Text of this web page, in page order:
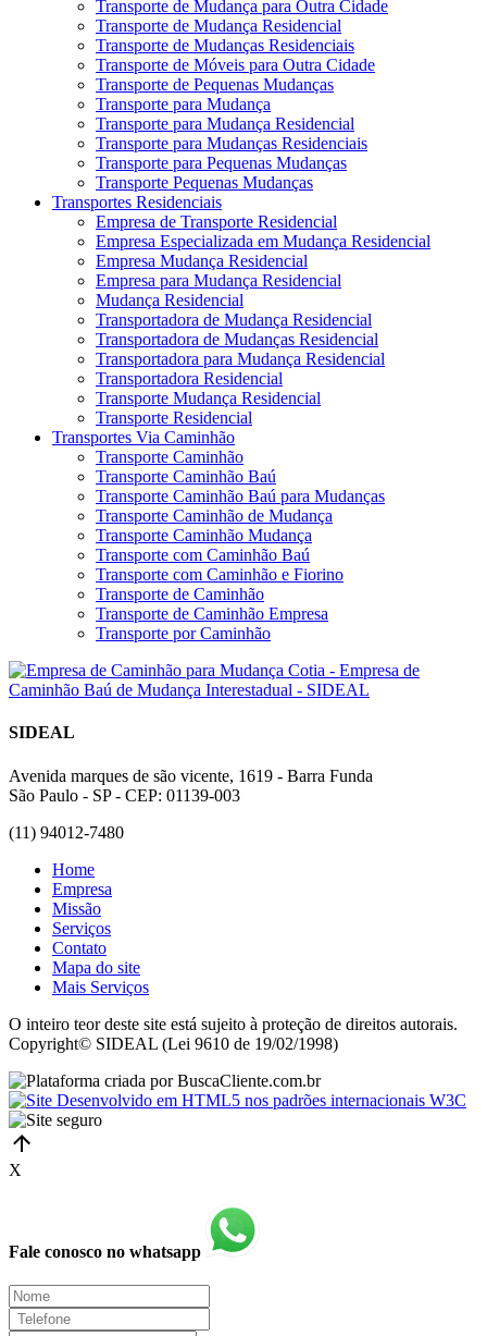
Transporte de Mudança para Outra Cidade
Transporte de Mudança Residencial
Transporte de Mudanças Residenciais
Transporte de Móveis para Outra Cidade
Transporte de Pequenas Mudanças
Transporte para Mudança
Transporte para Mudança Residencial
Transporte para Mudanças Residenciais
Transporte para Pequenas Mudanças
Transporte Pequenas Mudanças
Transportes Residenciais
Empresa de Transporte Residencial
Empresa Especializada em Mudança Residencial
Empresa Mudança Residencial
Empresa para Mudança Residencial
Mudança Residencial
Transportadora de Mudança Residencial
Transportadora de Mudanças Residencial
Transportadora para Mudança Residencial
Transportadora Residencial
Transporte Mudança Residencial
Transporte Residencial
Transportes Via Caminhão
Transporte Caminhão
Transporte Caminhão Baú
Transporte Caminhão Baú para Mudanças
Transporte Caminhão de Mudança
Transporte Caminhão Mudança
Transporte com Caminhão Baú
Transporte com Caminhão e Fiorino
Transporte de Caminhão
Transporte de Caminhão Empresa
Transporte por Caminhão
SIDEAL
Avenida marques de são vicente, 1619 - Barra Funda
São Paulo - SP - CEP: 01139-003
(11) 94012-7480
Home
Empresa
Missão
Serviços
Contato
Mapa do site
Mais Serviços
O inteiro teor deste site está sujeito à proteção de direitos autorais.
Copyright© SIDEAL (Lei 9610 de 19/02/1998)
X
Fale conosco no whatsapp